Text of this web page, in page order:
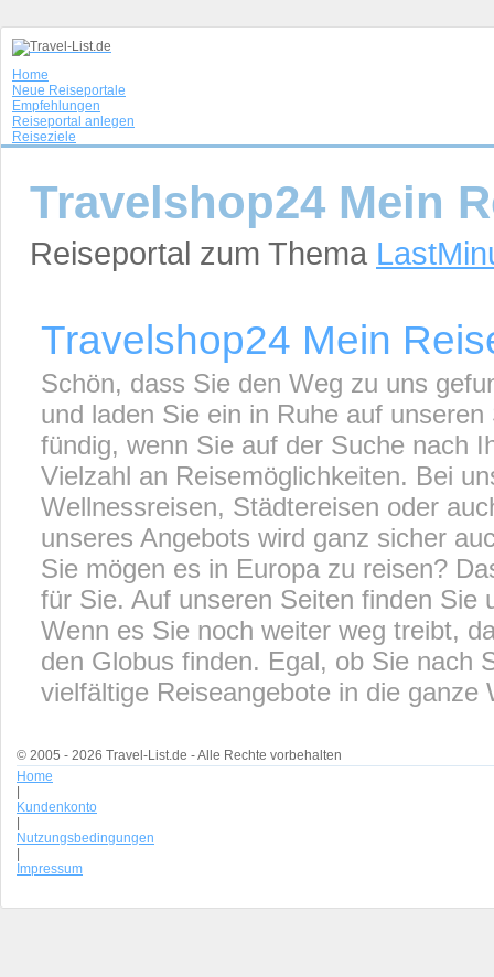
Home
Neue Reiseportale
Empfehlungen
Reiseportal anlegen
Reiseziele
Travelshop24 Mein
Reiseportal zum Thema
Travelshop24 Mein
Schön, dass Sie den Weg zu uns
und laden Sie ein in Ruhe auf
fündig, wenn Sie auf der Suche nach
Vielzahl an Reisemöglichkeiten. Bei
Wellnessreisen, Städtereisen oder
unseres Angebots wird ganz sicher
Sie mögen es in Europa zu reisen?
für Sie. Auf unseren Seiten finden Sie
Wenn es Sie noch weiter weg treibt,
den Globus finden. Egal, ob Sie nach
vielfältige Reiseangebote in die ganze
© 2005 - 2026 Travel-List.de - Alle Rechte vorbehalten
Home
Kundenkonto
Nutzungsbedingungen
Impressum